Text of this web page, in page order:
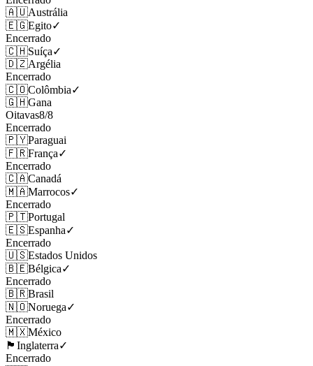
🇦🇺Austrália
🇪🇬Egito✓
Encerrado
🇨🇭Suíça✓
🇩🇿Argélia
Encerrado
🇨🇴Colômbia✓
🇬🇭Gana
Oitavas8/8
Encerrado
🇵🇾Paraguai
🇫🇷França✓
Encerrado
🇨🇦Canadá
🇲🇦Marrocos✓
Encerrado
🇵🇹Portugal
🇪🇸Espanha✓
Encerrado
🇺🇸Estados Unidos
🇧🇪Bélgica✓
Encerrado
🇧🇷Brasil
🇳🇴Noruega✓
Encerrado
🇲🇽México
🏴󠁧󠁢󠁥󠁮󠁧󠁿 Inglaterra✓
Encerrado